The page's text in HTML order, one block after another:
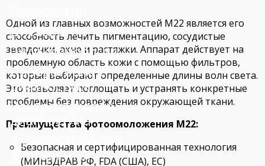
Диетология
Эндокринология
Лабораторная
диагностика
Ультразвуковая
диагностика
Функциональная
диагностика
Одной из главных возможностей M22 является его
способность лечить пигментацию, сосудистые
звездочки, акне и растяжки. Аппарат действует на
проблемную область кожи с помощью фильтров,
которые выбирают определенные длины волн света.
Это позволяет поглощать и устранять конкретные
проблемы без повреждения окружающей ткани.
Преимущества фотоомоложения М22:
Безопасная и сертифицированная технология
(МИНЗДРАВ РФ, FDA (США), ЕС)